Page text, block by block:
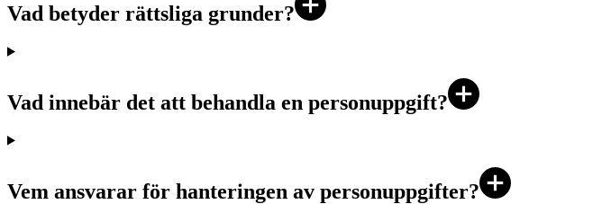
Vad betyder rättsliga grunder?
Vad innebär det att behandla en personuppgift?
Vem ansvarar för hanteringen av personuppgifter?